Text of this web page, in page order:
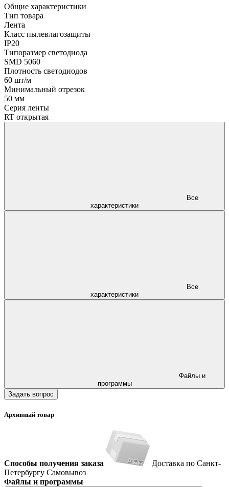
Общие характеристики
Тип товара
Лента
Класс пылевлагозащиты
IP20
Типоразмер светодиода
SMD 5060
Плотность светодиодов
60 шт/м
Минимальный отрезок
50 мм
Серия ленты
RT открытая
характеристики
характеристики
программы
Задать вопрос
Архивный товар
Способы получения заказа
Доставка по Санкт-
Петербургу Самовывоз
Файлы и программы